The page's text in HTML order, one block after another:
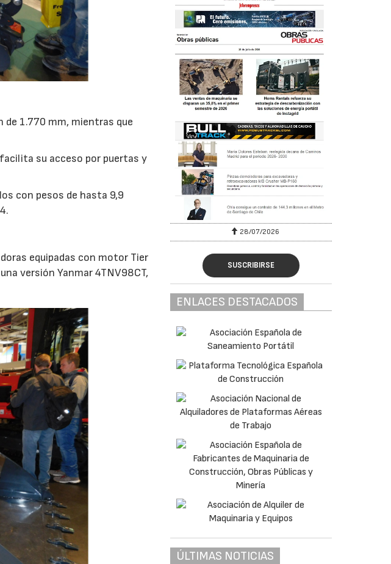
de 1.770 mm, mientras que
su acceso por puertas y
con pesos de hasta 9,9
equipadas con motor Tier
versión Yanmar 4TNV98CT,
30/07/2026
SUSCRIBIRSE
ENLACES DESTACADOS
ÚLTIMAS NOTICIAS